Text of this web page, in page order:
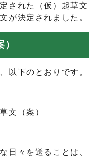
された（仮）起草文
が決定されました。
以下のとおりです。
（案）
日々を送ることは、